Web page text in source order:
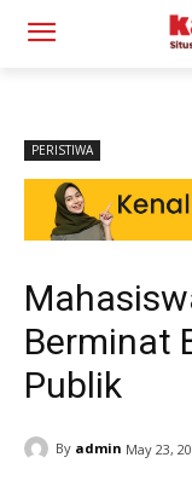
PERISTIWA
Berminat
Publik
By admin May 23,